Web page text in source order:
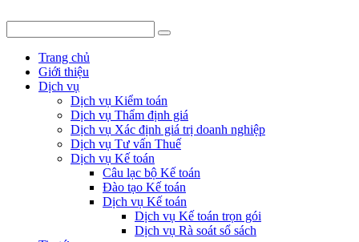
Trang chủ
Giới thiệu
Dịch vụ
Dịch vụ Kiểm toán
Dịch vụ Thẩm định giá
Dịch vụ Xác định giá trị doanh nghiệp
Dịch vụ Tư vấn Thuế
Dịch vụ Kế toán
Câu lạc bộ Kế toán
Đào tạo Kế toán
Dịch vụ Kế toán
Dịch vụ Kế toán trọn gói
Dịch vụ Rà soát sổ sách